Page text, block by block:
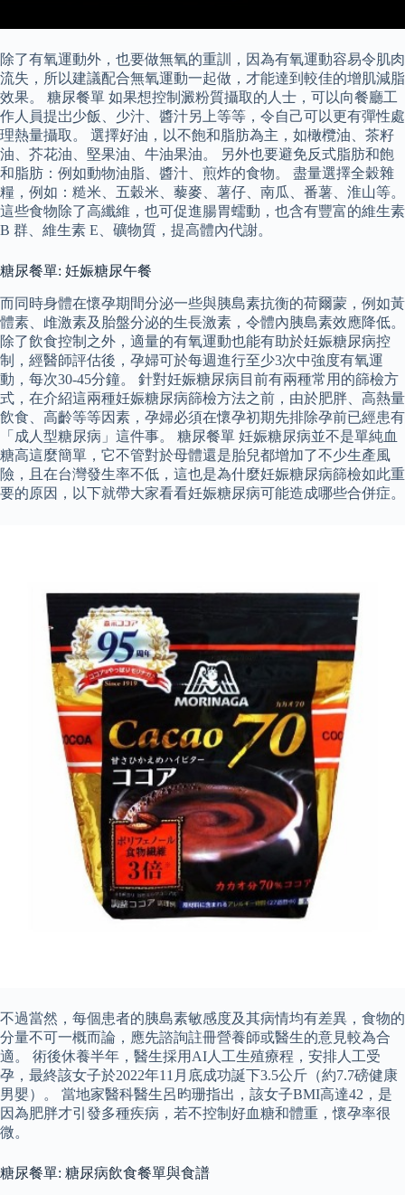
除了有氧運動外，也要做無氧的重訓，因為有氧運動容易令肌肉
流失，所以建議配合無氧運動一起做，才能達到較佳的增肌減脂
效果。 糖尿餐單 如果想控制澱粉質攝取的人士，可以向餐廳工
作人員提岀少飯、少汁、醬汁另上等等，令自己可以更有彈性處
理熱量攝取。 選擇好油，以不飽和脂肪為主，如橄欖油、茶籽
油、芥花油、堅果油、牛油果油。 另外也要避免反式脂肪和飽
和脂肪：例如動物油脂、醬汁、煎炸的食物。 盡量選擇全穀雜
糧，例如：糙米、五穀米、藜麥、薯仔、南瓜、番薯、淮山等。
這些食物除了高纖維，也可促進腸胃蠕動，也含有豐富的維生素
B 群、維生素 E、礦物質，提高體內代謝。
糖尿餐單: 妊娠糖尿午餐
而同時身體在懷孕期間分泌一些與胰島素抗衡的荷爾蒙，例如黃
體素、䧳激素及胎盤分泌的生長激素，令體內胰島素效應降低。
除了飲食控制之外，適量的有氧運動也能有助於妊娠糖尿病控
制，經醫師評估後，孕婦可於每週進行至少3次中強度有氧運
動，每次30-45分鐘。 針對妊娠糖尿病目前有兩種常用的篩檢方
式，在介紹這兩種妊娠糖尿病篩檢方法之前，由於肥胖、高熱量
飲食、高齡等等因素，孕婦必須在懷孕初期先排除孕前已經患有
「成人型糖尿病」這件事。 糖尿餐單 妊娠糖尿病並不是單純血
糖高這麼簡單，它不管對於母體還是胎兒都增加了不少生產風
險，且在台灣發生率不低，這也是為什麼妊娠糖尿病篩檢如此重
要的原因，以下就帶大家看看妊娠糖尿病可能造成哪些合併症。
不過當然，每個患者的胰島素敏感度及其病情均有差異，食物的
分量不可一概而論，應先諮詢註冊營養師或醫生的意見較為合
適。 術後休養半年，醫生採用AI人工生殖療程，安排人工受
孕，最終該女子於2022年11月底成功誕下3.5公斤（約7.7磅健康
男嬰）。 當地家醫科醫生呂昀珊指出，該女子BMI高達42，是
因為肥胖才引發多種疾病，若不控制好血糖和體重，懷孕率很
微。
糖尿餐單: 糖尿病飲食餐單與食譜